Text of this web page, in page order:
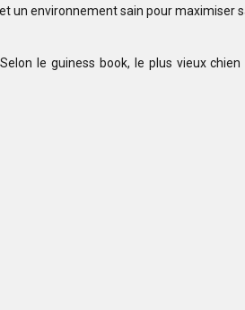
un environnement sain pour maximiser
le guiness book, le plus vieux chien